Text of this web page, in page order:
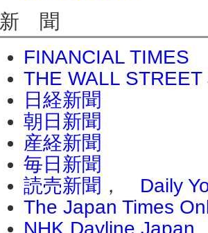
新 聞
FINANCIAL TIMES
THE WALL
日経新聞
朝日新聞
産経新聞
毎日新聞
読売新聞 ， Daily
The Japan Times
NHK Dayline Japan